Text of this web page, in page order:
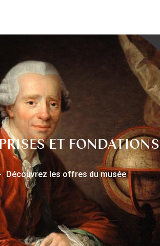
ET FONDATIONS
Découvrez les offres du musée